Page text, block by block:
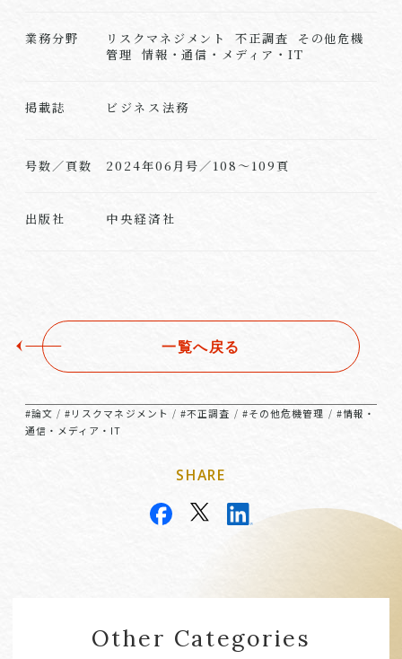
業務分野
リスクマネジメント 不正調査 その他危機
管理 情報・通信・メディア・IT
掲載誌 ビジネス法務
号数／頁数 2024年06月号／108～109頁
出版社 中央経済社
一覧へ戻る
#論文 /#リスクマネジメント /#不正調査 / #その他危機管理 / #情報・
通信・メディア・IT
SHARE
Other Categories